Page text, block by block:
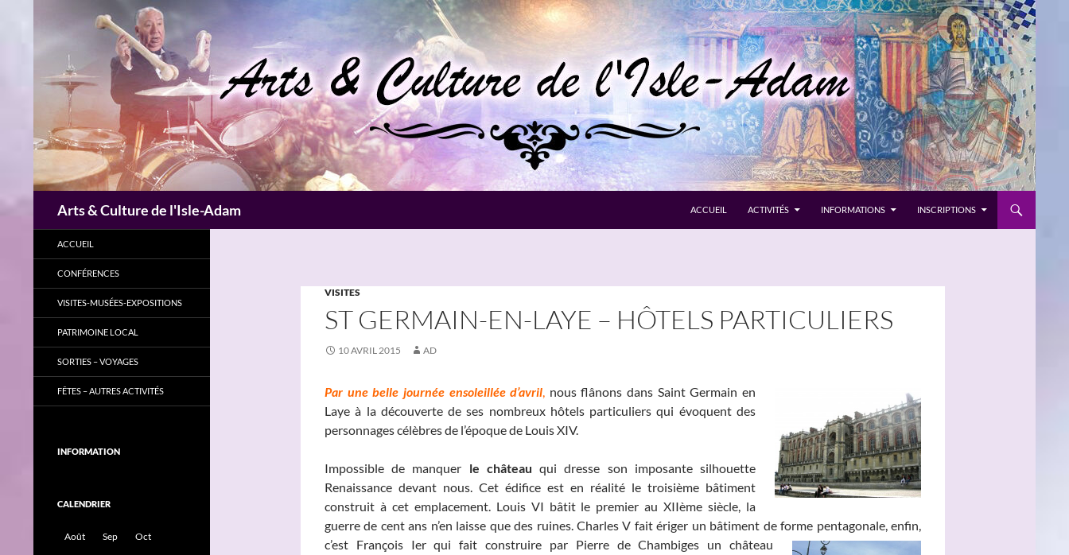
Arts & Culture de l'Isle-Adam ACCUEIL ACTIVITÉS INFORMATIONS INSCRIPTIONS
VISITES
ST GERMAIN-EN-LAYE – HÔTELS PARTICULIERS
10 AVRIL 2015 AD
Par une belle journée ensoleillée d’avril, nous flânons dans Saint Germain en
Laye à la découverte de ses nombreux hôtels particuliers qui évoquent des
personnages célèbres de l’époque de Louis XIV.
Impossible de manquer le château qui dresse son imposante silhouette
Renaissance devant nous. Cet édifice est en réalité le troisième bâtiment
construit à cet emplacement. Louis VI bâtit le premier au XIIème siècle, la
guerre de cent ans n’en laisse que des ruines. Charles V fait ériger un bâtiment de forme pentagonale, enfin,
c’est François Ier qui fait construire par Pierre de Chambiges un château
ACCUEIL
CONFÉRENCES
VISITES-MUSÉES-EXPOSITIONS
PATRIMOINE LOCAL
SORTIES – VOYAGES
FÊTES – AUTRES ACTIVITÉS
INFORMATION
CALENDRIER
Août Sep Oct